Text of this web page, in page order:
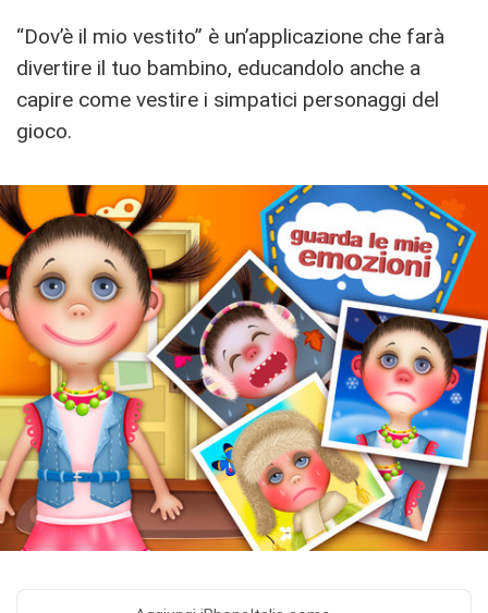
“Dov’è il mio vestito” è un’applicazione che farà
divertire il tuo bambino, educandolo anche a
capire come vestire i simpatici personaggi del
gioco.